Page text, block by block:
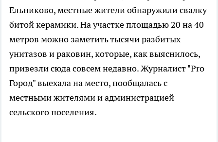
Ельниково, местные жители обнаружили свалку
битой керамики. На участке площадью 20 на 40
метров можно заметить тысячи разбитых
унитазов и раковин, которые, как выяснилось,
привезли сюда совсем недавно. Журналист "Pro
Город" выехала на место, пообщалась с
местными жителями и администрацией
сельского поселения.